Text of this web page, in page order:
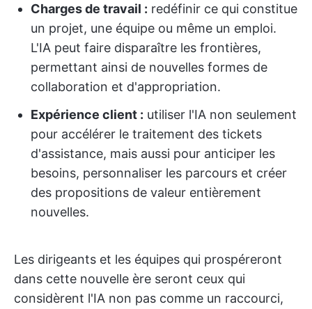
Charges de travail : redéfinir ce qui constitue
un projet, une équipe ou même un emploi.
L'IA peut faire disparaître les frontières,
permettant ainsi de nouvelles formes de
collaboration et d'appropriation.
Expérience client : utiliser l'IA non seulement
pour accélérer le traitement des tickets
d'assistance, mais aussi pour anticiper les
besoins, personnaliser les parcours et créer
des propositions de valeur entièrement
nouvelles.
Les dirigeants et les équipes qui prospéreront
dans cette nouvelle ère seront ceux qui
considèrent l'IA non pas comme un raccourci,